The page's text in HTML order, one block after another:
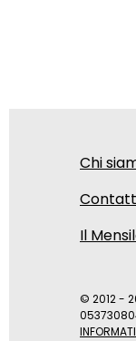
Chi
Il
© 2012 -